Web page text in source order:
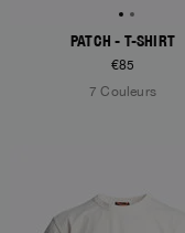
PATCH - T-SHIRT
€85
7 Couleurs